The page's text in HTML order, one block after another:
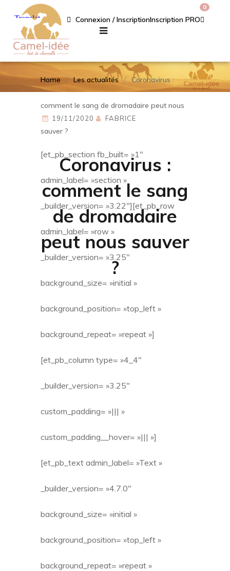
Connexion / InscriptionInscription PRO
0
Home Les actualités Coronavirus :
comment le sang de dromadaire peut nous
sauver ?
Coronavirus :
comment le sang
de dromadaire
peut nous sauver
?
19/11/2020 FABRICE
[et_pb_section fb_built= »1″
admin_label= »section »
_builder_version= »3.22″][et_pb_row
admin_label= »row »
_builder_version= »3.25″
background_size= »initial »
background_position= »top_left »
background_repeat= »repeat »]
[et_pb_column type= »4_4″
_builder_version= »3.25″
custom_padding= »||| »
custom_padding__hover= »||| »]
[et_pb_text admin_label= »Text »
_builder_version= »4.7.0″
background_size= »initial »
background_position= »top_left »
background_repeat= »repeat »